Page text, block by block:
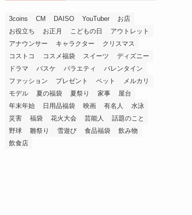
3coins CM DAISO YouTuber
お店
お役立ち
お正月 こどもの日
アウトレット
アナウンサー
キャラクター
クリスマス
コストコ
コスメ福袋 スイーツ
ディズニー
ドラマ
バスケ バラエティ
バレンタイン
ファッション
プレゼント ペット
メルカリ
モデル
夏の福袋 夏祭り 家事
屋台
年末年始
日用品福袋 映画 有名人
水泳
災害
福袋 花火大会 芸能人
話題のこと
野球
雛祭り 雪遊び 食品福袋
飲み物
飲食店